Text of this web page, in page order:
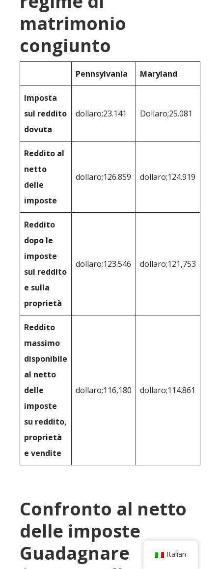
matrimonio
congiunto
Pennsylvania Maryland
Imposta
sul reddito
dovuta
dollaro;23.141 Dollaro;25.081
Reddito al
netto
delle
imposte
dollaro;126.859 dollaro;124.919
Reddito
dopo le
imposte
sul reddito
e sulla
proprietà
dollaro;123.546 dollaro;121,753
Reddito
massimo
disponibile
al netto
delle
imposte
su reddito,
proprietà
e vendite
dollaro;116,180 dollaro;114.861
Confronto al netto
delle imposte
Guadagnare
Italian